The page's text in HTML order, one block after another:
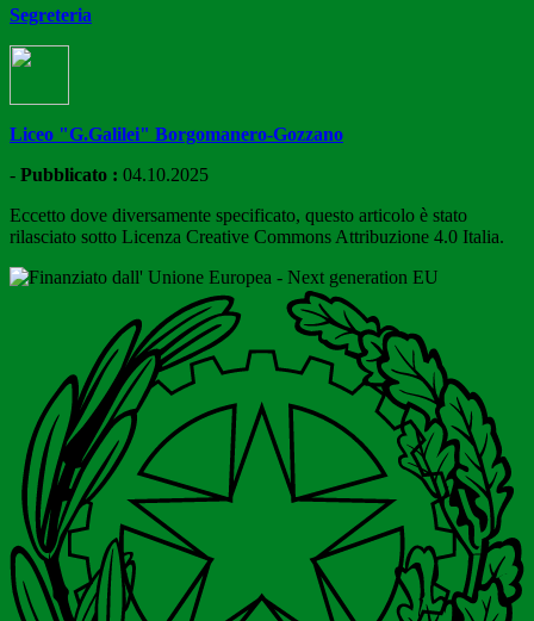
Segreteria
Liceo "G.Galilei" Borgomanero-Gozzano
- Pubblicato : 04.10.2025
Eccetto dove diversamente specificato, questo articolo è stato
rilasciato sotto Licenza Creative Commons Attribuzione 4.0 Italia.